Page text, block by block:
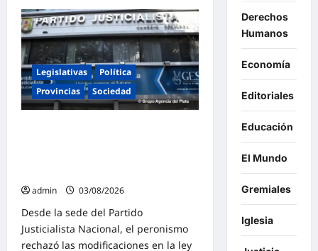
La
pobreza
ya
alcanzó
al
30%
en
Argentina:
«1,3
millones
de
en
primer
trimestre
de
2026»
Legislativas
Política
Provincias
Sociedad
admin
03/08/2026
Desde la sede del Partido
Justicialista Nacional, el peronismo
rechazó las modificaciones en la ley
Derechos
Humanos
Economía
Editoriales
Educación
El Mundo
Gremiales
Iglesia